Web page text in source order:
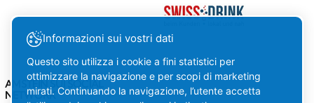
AMSTEIN SUI SOCIAL
NETWORK
Informazioni sui vostri dati
Questo sito utilizza i cookie a fini statistici per
ottimizzare la navigazione e per scopi di marketing
mirati. Continuando la navigazione, l’utente accetta